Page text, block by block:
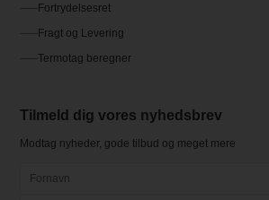
Fortrydelsesret
Fragt og Levering
Termotag beregner
Tilmeld dig vores nyhedsbrev
Modtag nyheder, gode tilbud og meget mere